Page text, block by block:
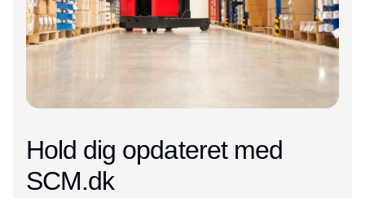
Hold dig opdateret med
SCM.dk